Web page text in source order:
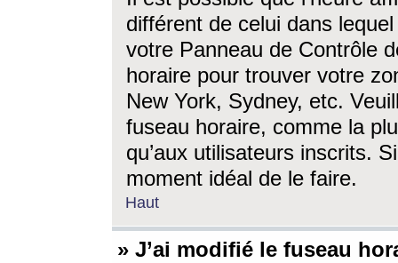
différent de celui dans
votre Panneau de Contrôle
horaire pour trouver votre
New York, Sydney, etc.
fuseau horaire, comme la
qu’aux utilisateurs inscrits.
moment idéal de le faire.
Haut
» J’ai modifié le fuseau